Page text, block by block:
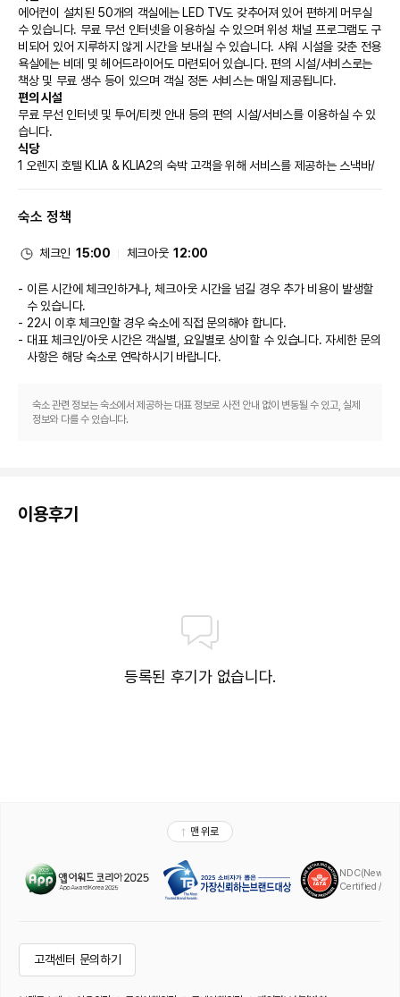
에어컨이 설치된 50개의 객실에는 LED TV도 갖추어져 있어 편하게 머무실
수 있습니다. 무료 무선 인터넷을 이용하실 수 있으며 위성 채널 프로그램도 구
비되어 있어 지루하지 않게 시간을 보내실 수 있습니다. 샤워 시설을 갖춘 전용
욕실에는 비데 및 헤어드라이어도 마련되어 있습니다. 편의 시설/서비스로는
책상 및 무료 생수 등이 있으며 객실 정돈 서비스는 매일 제공됩니다.
편의 시설
무료 무선 인터넷 및 투어/티켓 안내 등의 편의 시설/서비스를 이용하실 수 있
습니다.
식당
1 오렌지 호텔 KLIA & KLIA2의 숙박 고객을 위해 서비스를 제공하는 스낵바/
대표적인 편의 시설과 서비스로는 컴퓨터 스테이션, 24시간 운영되는 프런트
있습니다.
숙소 정책
체크인 15:00 체크아웃 12:00
이른 시간에 체크인하거나, 체크아웃 시간을 넘길 경우 추가 비용이 발생할
수 있습니다.
22시 이후 체크인할 경우 숙소에 직접 문의해야 합니다.
대표 체크인/아웃 시간은 객실별, 요일별로 상이할 수 있습니다. 자세한 문의
사항은 해당 숙소로 연락하시기 바랍니다.
숙소 관련 정보는 숙소에서 제공하는 대표 정보로 사전 안내 없이 변동될 수 있고, 실제
정보와 다를 수 있습니다.
이용후기
등록된 후기가 없습니다.